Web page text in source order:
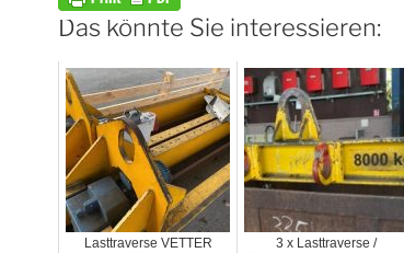
Das könnte Sie interessieren:
Lasttraverse VETTER
3 x Lasttraverse /